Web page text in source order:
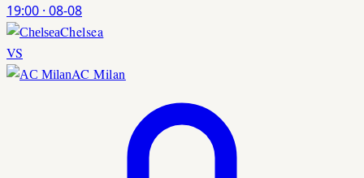
19:00 · 08-08
Chelsea
VS
AC Milan